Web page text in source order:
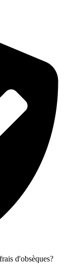
d'obsèques?